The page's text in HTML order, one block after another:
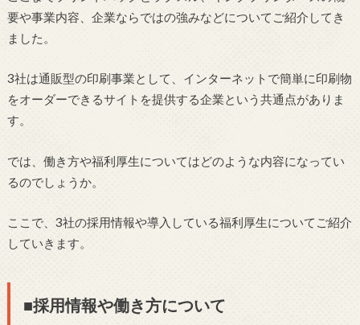
要や事業内容、企業ならではの強みなどについてご紹介してき
ました。
3社は通販型の印刷事業として、インターネットで簡単に印刷物
をオーダーできるサイトを提供する企業という共通点がありま
す。
では、働き方や福利厚生についてはどのような内容になってい
るのでしょうか。
ここで、3社の採用情報や導入している福利厚生についてご紹介
していきます。
■採用情報や働き方について